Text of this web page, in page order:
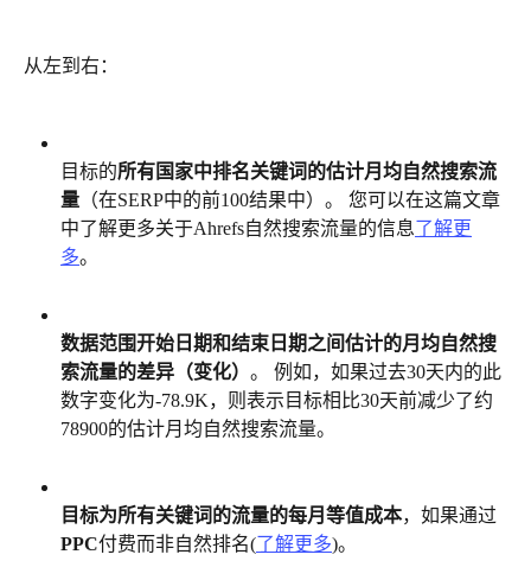
从左到右：
目标的所有国家中排名关键词的估计月均自然搜索流
量 （在SERP中的前100结果中）。 您可以在这篇文章
中了解更多关于Ahrefs自然搜索流量的信息了解更
多。
数据范围开始日期和结束日期之间估计的月均自然搜
索流量的差异（变化） 。 例如，如果过去30天内的此
数字变化为-78.9K，则表示目标相比30天前减少了约
78900的估计月均自然搜索流量。
目标为所有关键词的流量的每月等值成本，如果通过
PPC付费而非自然排名(了解更多)。